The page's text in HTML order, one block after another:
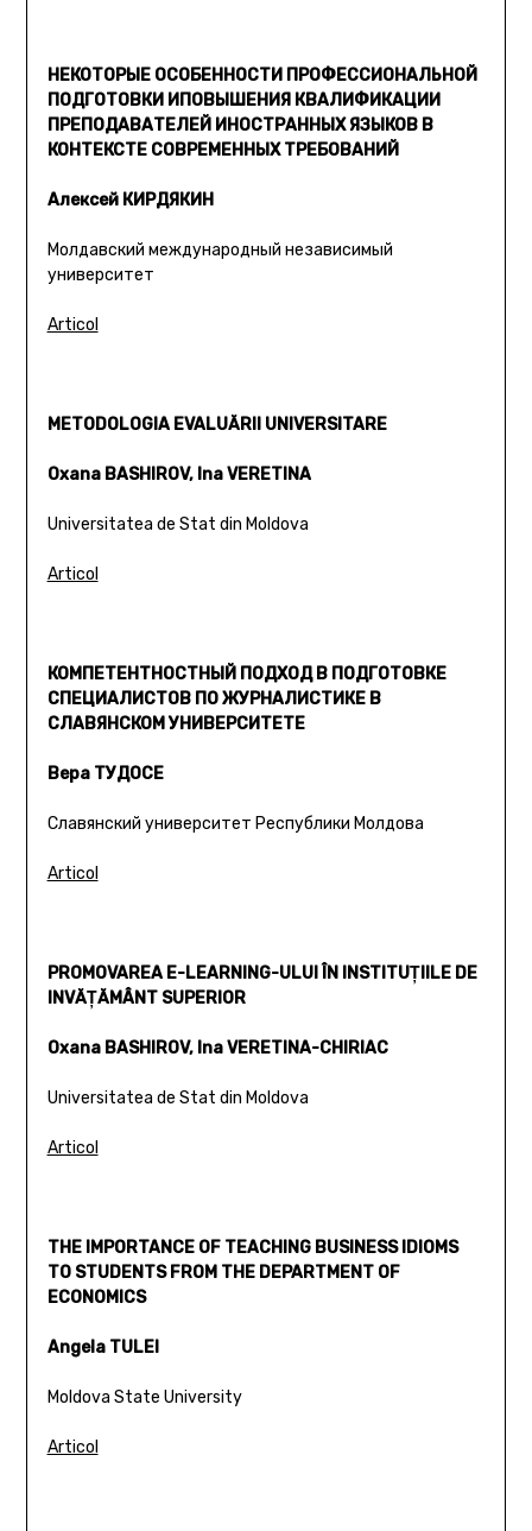
НЕКОТОРЫЕ ОСОБЕННОСТИ ПРОФЕССИОНАЛЬНОЙ
ПОДГОТОВКИ ИПОВЫШЕНИЯ КВАЛИФИКАЦИИ
ПРЕПОДАВАТЕЛЕЙ ИНОСТРАННЫХ ЯЗЫКОВ В
КОНТЕКСТЕ СОВРЕМЕННЫХ ТРЕБОВАНИЙ
Алексей КИРДЯКИН
Молдавский международный независимый
университет
Articol
METODOLOGIA EVALUĂRII UNIVERSITARE
Oxana BASHIROV, Ina VERETINA
Universitatea de Stat din Moldova
Articol
КОМПЕТЕНТНОСТНЫЙ ПОДХОД В ПОДГОТОВКЕ
СПЕЦИАЛИСТОВ ПО ЖУРНАЛИСТИКЕ В
СЛАВЯНСКОМ УНИВЕРСИТЕТЕ
Вера ТУДОСЕ
Славянский университет Республики Молдова
Articol
PROMOVAREA E-LEARNING-ULUI ÎN INSTITUŢIILE DE
INVĂŢĂMÂNT SUPERIOR
Oxana BASHIROV, Ina VERETINA-CHIRIAC
Universitatea de Stat din Moldova
Articol
THE IMPORTANCE OF TEACHING BUSINESS IDIOMS
TO STUDENTS FROM THE DEPARTMENT OF
ECONOMICS
Angela TULEI
Moldova State University
Articol